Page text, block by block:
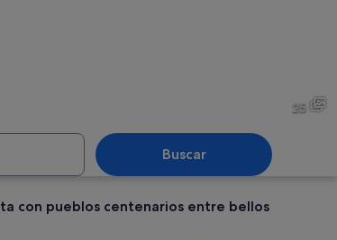
25
Buscar
con pueblos centenarios entre bellos